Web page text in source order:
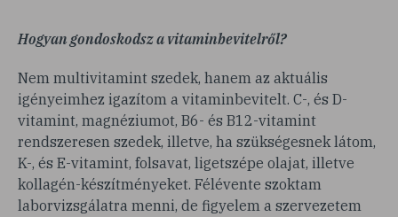
Hogyan gondoskodsz a vitaminbevitelről?
Nem multivitamint szedek, hanem az aktuális
igényeimhez igazítom a vitaminbevitelt. C-, és D-
vitamint, magnéziumot, B6- és B12-vitamint
rendszeresen szedek, illetve, ha szükségesnek látom,
K-, és E-vitamint, folsavat, ligetszépe olajat, illetve
kollagén-készítményeket. Félévente szoktam
laborvizsgálatra menni, de figyelem a szervezetem